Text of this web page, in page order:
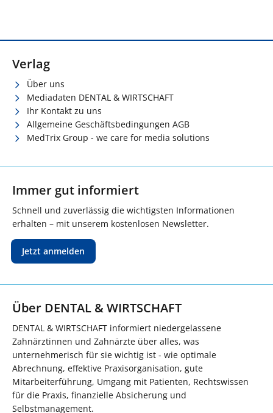
Verlag
Über uns
Mediadaten DENTAL & WIRTSCHAFT
Ihr Kontakt zu uns
Allgemeine Geschäftsbedingungen AGB
MedTrix Group - we care for media solutions
Immer gut informiert
Schnell und zuverlässig die wichtigsten Informationen
erhalten – mit unserem kostenlosen Newsletter.
Jetzt anmelden
Über DENTAL & WIRTSCHAFT
DENTAL & WIRTSCHAFT informiert niedergelassene
Zahnärztinnen und Zahnärzte über alles, was
unternehmerisch für sie wichtig ist - wie optimale
Abrechnung, effektive Praxisorganisation, gute
Mitarbeiterführung, Umgang mit Patienten, Rechtswissen
für die Praxis, finanzielle Absicherung und
Selbstmanagement.